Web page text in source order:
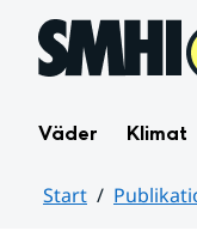
Hoppa till sidans
Väder Klimat
Start